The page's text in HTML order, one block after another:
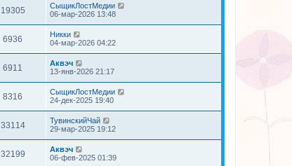
19305
СыщикЛостМедии
06-мар-2026 13:48
6936
Никки
04-мар-2026 04:22
6911
Аквэч
13-янв-2026 21:17
8316
СыщикЛостМедии
24-дек-2025 19:40
33114
ТувинскийЧай
29-мар-2025 19:12
32199
Аквэч
06-фев-2025 01:39